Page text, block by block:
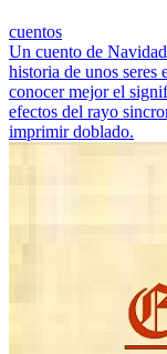
cuentos
Un cuento de
historia de unos seres
conocer mejor el
efectos del rayo
imprimir doblado.